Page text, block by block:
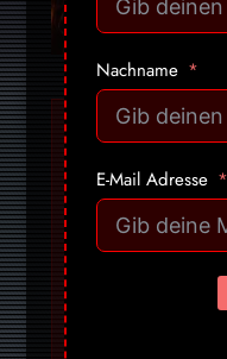
Nachname
E-Mail Adresse